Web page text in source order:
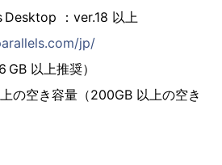
Desktop ：ver.18 以上
jp/
GB 以上推奨）
の空き容量（200GB 以上の空き